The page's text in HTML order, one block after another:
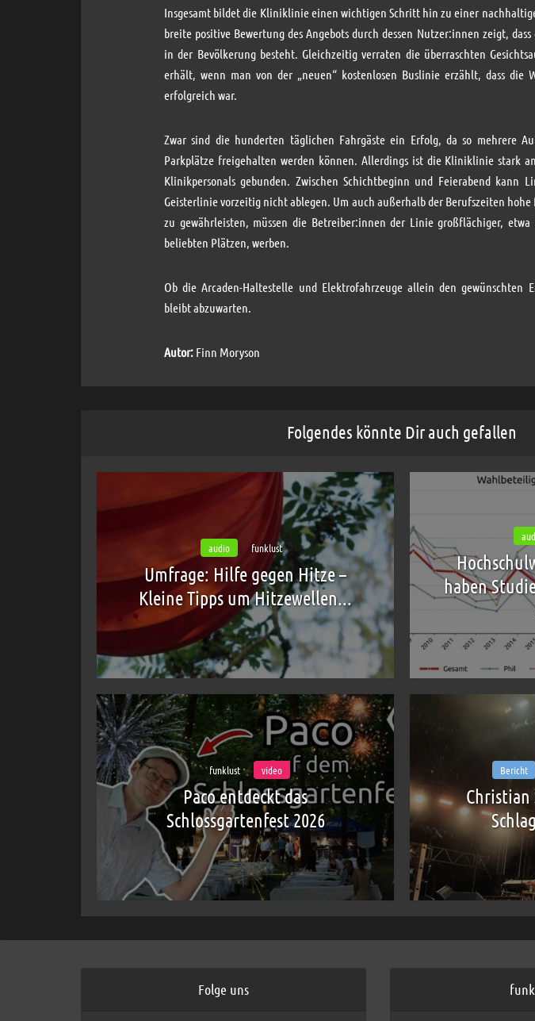
Insgesamt bildet die Kliniklinie einen wichtigen Schritt hin zu einer
breite positive Bewertung des Angebots durch dessen Nutzer:innen zeigt,
in der Bevölkerung besteht. Gleichzeitig verraten die überraschten
erhält, wenn man von der „neuen“ kostenlosen Buslinie erzählt, dass die
erfolgreich war.
Zwar sind die hunderten täglichen Fahrgäste ein Erfolg, da so mehrere
Parkplätze freigehalten werden können. Allerdings ist die Kliniklinie stark
Klinikpersonals gebunden. Zwischen Schichtbeginn und Feierabend kann
Geisterlinie vorzeitig nicht ablegen. Um auch außerhalb der Berufszeiten hohe
zu gewährleisten, müssen die Betreiber:innen der Linie großflächiger, etwa
beliebten Plätzen, werben.
Ob die Arcaden-Haltestelle und Elektrofahrzeuge allein den gewünschten
bleibt abzuwarten.
Autor: Finn Moryson
Folgendes könnte Dir auch gefallen
audio funklust
Umfrage: Hilfe gegen Hitze –
Kleine Tipps um Hitzewellen...
haben
funklust video
Paco entdeckt das
Schlossgartenfest 2026
Bericht
Folge uns